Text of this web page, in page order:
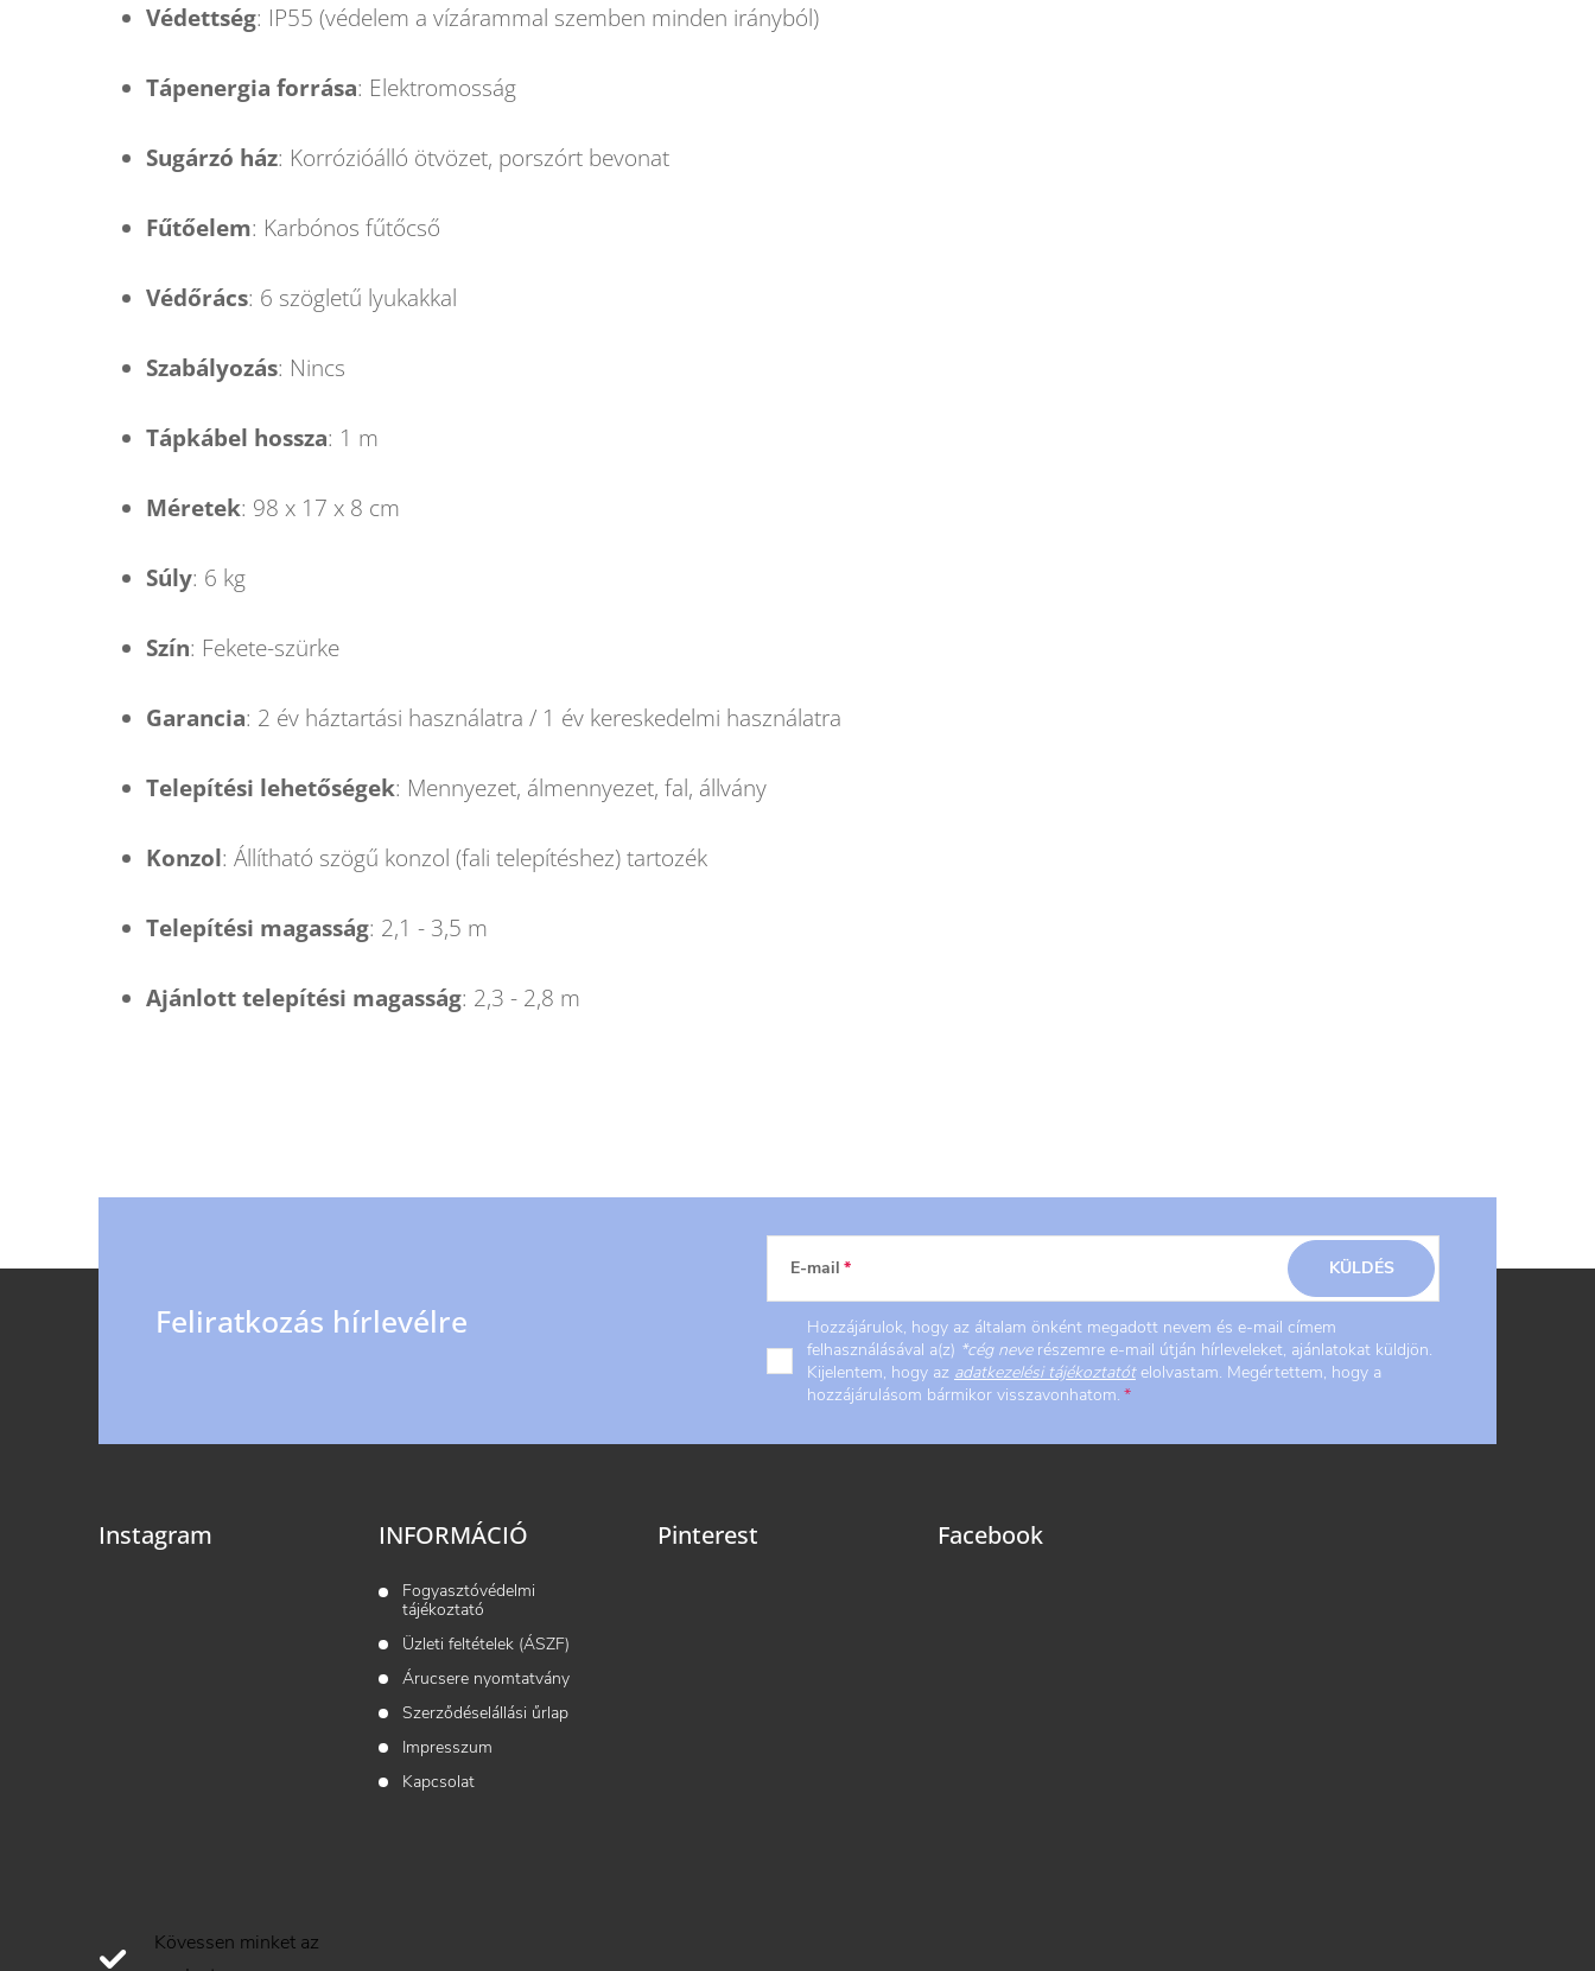
Védettség: IP55 (védelem a vízárammal szemben minden irányból)
Tápenergia forrása: Elektromosság
Sugárzó ház: Korrózióálló ötvözet, porszórt bevonat
Fűtőelem: Karbónos fűtőcső
Védőrács: 6 szögletű lyukakkal
Szabályozás: Nincs
Tápkábel hossza: 1 m
Méretek: 98 x 17 x 8 cm
Súly: 6 kg
Szín: Fekete-szürke
Garancia: 2 év háztartási használatra / 1 év kereskedelmi használatra
Telepítési lehetőségek: Mennyezet, álmennyezet, fal, állvány
Konzol: Állítható szögű konzol (fali telepítéshez) tartozék
Telepítési magasság: 2,1 - 3,5 m
Ajánlott telepítési magasság: 2,3 - 2,8 m
Feliratkozás hírlevélre
E-mail
Hozzájárulok, hogy az általam önként megadott nevem és e-mail címem
felhasználásával a(z) *cég neverészemre e-mail útján hírleveleket, ajánlatokat küldjön.
Kijelentem, hogy az adatkezelési tájékoztatót elolvastam. Megértettem, hogy a
hozzájárulásom bármikor visszavonhatom.
KÜLDÉS
Instagram
Kövessen minket az
INFORMÁCIÓ
Fogyasztóvédelmi
tájékoztató
Üzleti feltételek (ÁSZF)
Árucsere nyomtatvány
Szerződéselállási űrlap
Impresszum
Kapcsolat
Pinterest Facebook